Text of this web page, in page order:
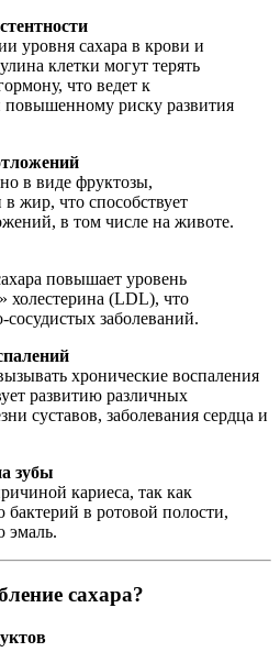
уровня сахара в крови и
клетки могут терять
что ведет к
повышенному риску развития
в виде фруктозы,
в жир, что способствует
в том числе на животе.
повышает уровень
холестерина (LDL), что
сосудистых заболеваний.
хронические воспаления
развитию различных
суставов, заболевания сердца и
зубы
кариеса, так как
в ротовой полости,
эмаль.
сахара?